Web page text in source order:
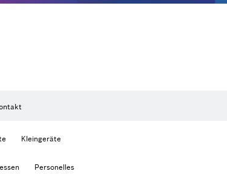
Personelles
Kleingeräte